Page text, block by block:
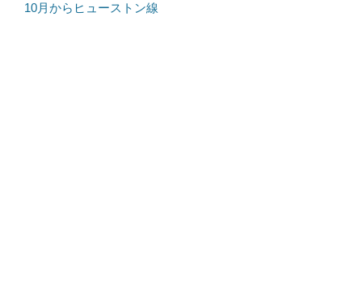
10月からヒューストン線